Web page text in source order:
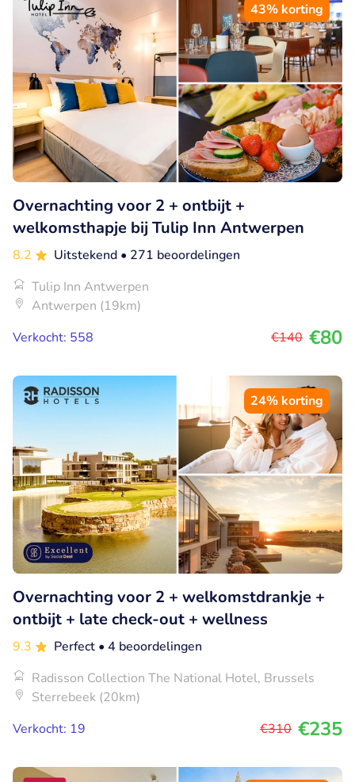
43% korting
Overnachting voor 2 + ontbijt +
welkomsthapje bij Tulip Inn Antwerpen
8.2 Uitstekend • 271 beoordelingen
Tulip Inn Antwerpen
Antwerpen (19km)
Verkocht: 558
€140 €80
24% korting
Overnachting voor 2 + welkomstdrankje +
ontbijt + late check-out + wellness
9.3 Perfect • 4 beoordelingen
Radisson Collection The National Hotel, Brussels
Sterrebeek (20km)
Verkocht: 19
€310 €235